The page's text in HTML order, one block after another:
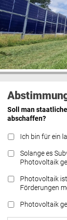
Soll man
abschaffen?
Ich bin für ein
Solange es
Photovoltaik
Photovoltaik
Förderungen
Photovoltaik